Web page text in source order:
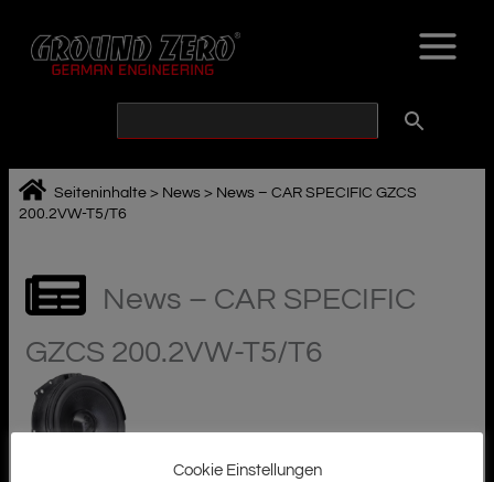
springen
Seiteninhalte > News > News – CAR SPECIFIC GZCS
200.2VW-T5/T6
News – CAR SPECIFIC
GZCS 200.2VW-T5/T6
VonGround Zero Audio
Cookie Einstellungen